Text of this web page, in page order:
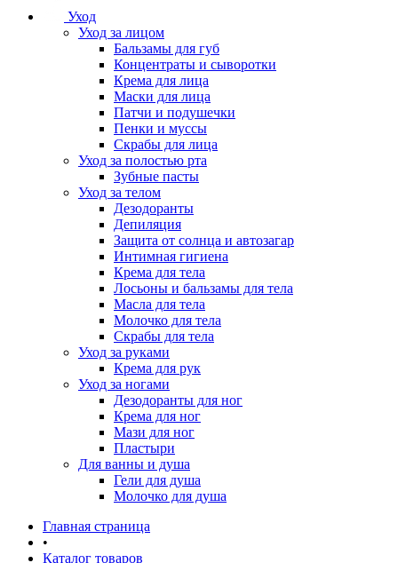
Уход
Уход за лицом
Бальзамы для губ
Концентраты и сыворотки
Крема для лица
Маски для лица
Патчи и подушечки
Пенки и муссы
Скрабы для лица
Уход за полостью рта
Зубные пасты
Уход за телом
Дезодоранты
Депиляция
Защита от солнца и автозагар
Интимная гигиена
Крема для тела
Лосьоны и бальзамы для тела
Масла для тела
Молочко для тела
Скрабы для тела
Уход за руками
Крема для рук
Уход за ногами
Дезодоранты для ног
Крема для ног
Мази для ног
Пластыри
Для ванны и душа
Гели для душа
Молочко для душа
Главная страница
•
Каталог товаров